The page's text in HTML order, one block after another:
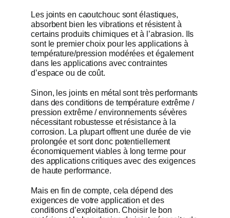
Les joints en caoutchouc sont élastiques,
absorbent bien les vibrations et résistent à
certains produits chimiques et à l’abrasion. Ils
sont le premier choix pour les applications à
température/pression modérées et également
dans les applications avec contraintes
d’espace ou de coût.
Sinon, les joints en métal sont très performants
dans des conditions de température extrême /
pression extrême / environnements sévères
nécessitant robustesse et résistance à la
corrosion. La plupart offrent une durée de vie
prolongée et sont donc potentiellement
économiquement viables à long terme pour
des applications critiques avec des exigences
de haute performance.
Mais en fin de compte, cela dépend des
exigences de votre application et des
conditions d’exploitation. Choisir le bon